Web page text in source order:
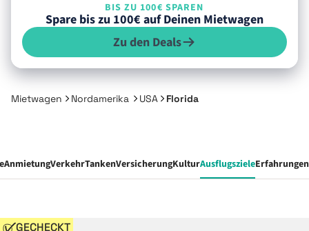
BIS ZU 100€ SPAREN
Spare bis zu 100€ auf Deinen Mietwagen
Zu den Deals
Mietwagen Nordamerika USA Florida
AnmietungVerkehrTankenVersicherungKulturAusflugszieleErfahrungen
GECHECKT